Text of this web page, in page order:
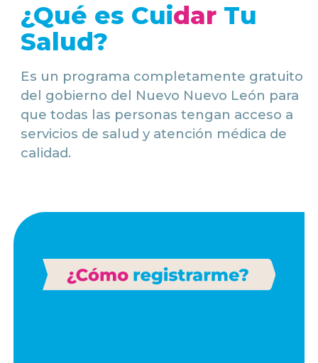
¿Qué es CuidarTu
Salud?
Es un programa completamente gratuito
del gobierno del Nuevo Nuevo León para
que todas las personas tengan acceso a
servicios de salud y atención médica de
calidad.